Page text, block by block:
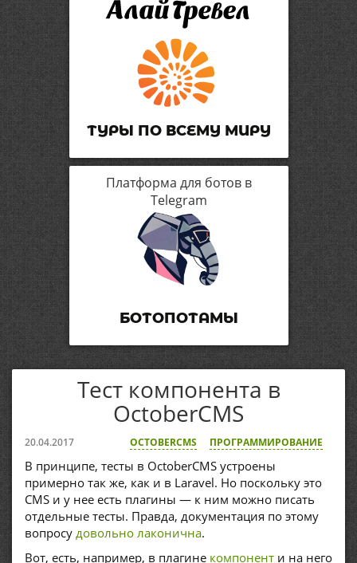
ТУРЫ ПО ВСЕМУ МИРУ
Платформа для ботов в
Telegram
БОТОПОТАМЫ
Тест компонента в
OctoberCMS
20.04.2017 OCTOBERCMS ПРОГРАММИРОВАНИЕ
В принципе, тесты в OctoberCMS устроены
примерно так же, как и в Laravel. Но поскольку это
CMS и у нее есть плагины — к ним можно писать
отдельные тесты. Правда, документация по этому
вопросу довольно лаконична.
Вот, есть, например, в плагине компонент и на него